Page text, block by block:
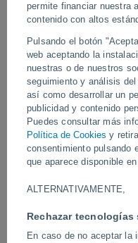
permite financiar nuestra
contenido con altos
Pulsando el botón
web aceptando la
nuestras o de nuestros
seguimiento y análisis
así como desarrollar un
publicidad y contenido
Puedes consultar más
Política de Cookies y
consentimiento pulsando
que aparece disponible
ALTERNATIVAMENTE,
Rechazar
En caso de no aceptar la
¡Un gran
repentinamente
Turquía! El
provocado
habitantes de la
El sumidero apareció
geólogos han explicado
pudo haber provocado este
Vídeos